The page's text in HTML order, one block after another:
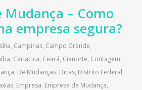
Mudança – Como
empresa segura?
, Campinas, Campo Grande,
, Cariacica, Ceará, Cianorte, Contagem,
, De Mudanças, Dicas, Distrito Federal,
, Empresa, Empresa de Mudança,